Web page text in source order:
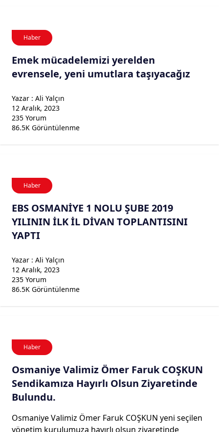
Haber
Emek mücadelemizi yerelden
evrensele, yeni umutlara taşıyacağız
Yazar : Ali Yalçın
12 Aralık, 2023
235 Yorum
86.5K Görüntülenme
Haber
EBS OSMANİYE 1 NOLU ŞUBE 2019
YILININ İLK İL DİVAN TOPLANTISINI
YAPTI
Yazar : Ali Yalçın
12 Aralık, 2023
235 Yorum
86.5K Görüntülenme
Haber
Osmaniye Valimiz Ömer Faruk COŞKUN
Sendikamıza Hayırlı Olsun Ziyaretinde
Bulundu.
Osmaniye Valimiz Ömer Faruk COŞKUN yeni seçilen
yönetim kurulumuza hayırlı olsun ziyaretinde